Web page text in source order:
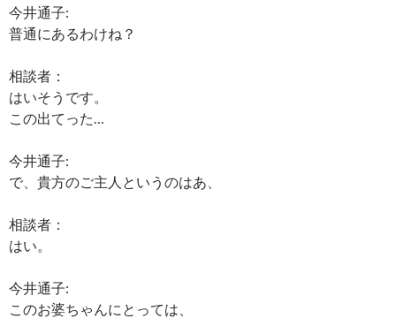
今井通子:
普通にあるわけね？
相談者：
はいそうです。
この出てった…
今井通子:
で、貴方のご主人というのはあ、
相談者：
はい。
今井通子:
このお婆ちゃんにとっては、